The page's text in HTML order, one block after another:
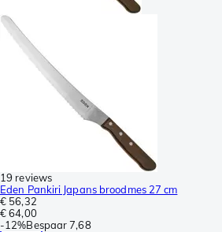
19 reviews
Eden Pankiri Japans broodmes 27 cm
€ 56,32
€ 64,00
-12%Bespaar 7,68